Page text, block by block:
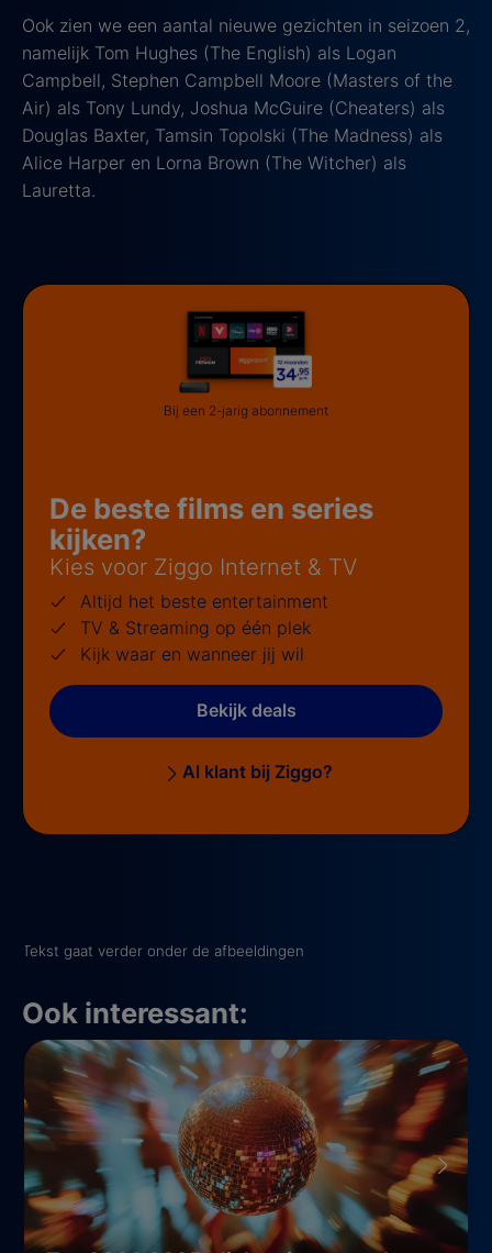
Ook zien we een aantal nieuwe gezichten in seizoen 2,
namelijk Tom Hughes (The English) als Logan
Campbell, Stephen Campbell Moore (Masters of the
Air) als Tony Lundy, Joshua McGuire (Cheaters) als
Douglas Baxter, Tamsin Topolski (The Madness) als
Alice Harper en Lorna Brown (The Witcher) als
Lauretta.
De beste films en series
kijken?
Kies voor Ziggo Internet & TV
Altijd het beste entertainment
TV & Streaming op één plek
Kijk waar en wanneer jij wil
Bekijk deals
Al klant bij Ziggo?
Bij een 2-jarig abonnement
Tekst gaat verder onder de afbeeldingen
Ook interessant: